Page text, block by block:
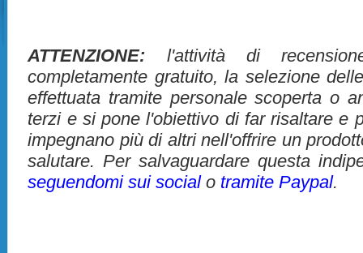
ATTENZIONE: l'attività di
completamente gratuito, la selezione
effettuata tramite personale scoperta o
terzi e si pone l'obiettivo di far risaltare e
impegnano più di altri nell'offrire un
salutare. Per salvaguardare questa
seguendomi sui socialo tramite Paypal.